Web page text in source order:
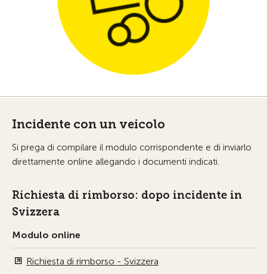
Incidente con un veicolo
Si prega di compilare il modulo corrispondente e di inviarlo
direttamente online allegando i documenti indicati.
Richiesta di rimborso: dopo incidente in
Svizzera
Modulo online
Richiesta di rimborso - Svizzera